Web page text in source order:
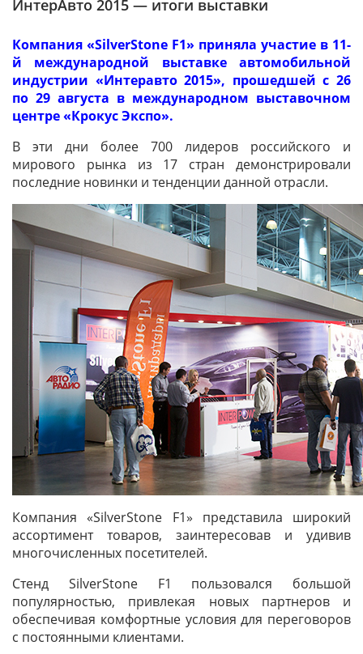
ИнтерАвто 2015 — итоги выставки
Компания «SilverStone F1» приняла участие в 11-
й международной выставке автомобильной
индустрии «Интеравто 2015», прошедшей с 26
по 29 августа в международном выставочном
центре «Крокус Экспо».
В эти дни более 700 лидеров российского и
мирового рынка из 17 стран демонстрировали
последние новинки и тенденции данной отрасли.
Компания «SilverStone F1» представила широкий
ассортимент товаров, заинтересовав и удивив
многочисленных посетителей.
Стенд SilverStone F1 пользовался большой
популярностью, привлекая новых партнеров и
обеспечивая комфортные условия для переговоров
с постоянными клиентами.